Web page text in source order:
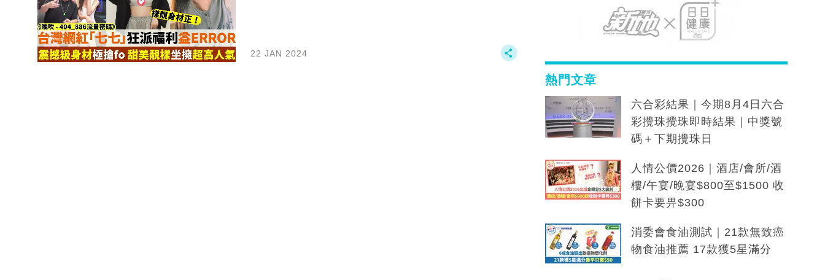
22 JAN 2024
熱門文章
六合彩結果｜今期8月4日六合
彩攪珠攪珠即時結果｜中獎號
碼＋下期攪珠日
人情公價2026｜酒店/會所/酒
樓/午宴/晚宴$800至$1500 收
餅卡要畀$300
消委會食油測試｜21款無致癌
物食油推薦 17款獲5星滿分